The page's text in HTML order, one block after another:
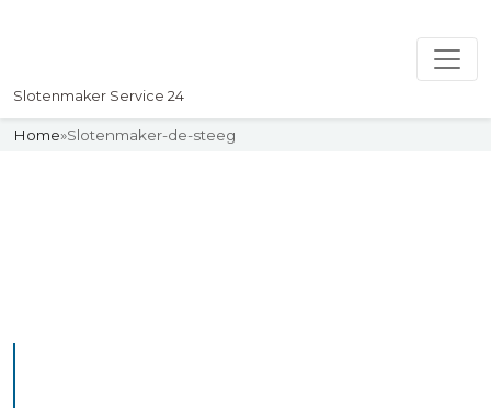
Slotenmaker Service 24
Home»Slotenmaker-de-steeg